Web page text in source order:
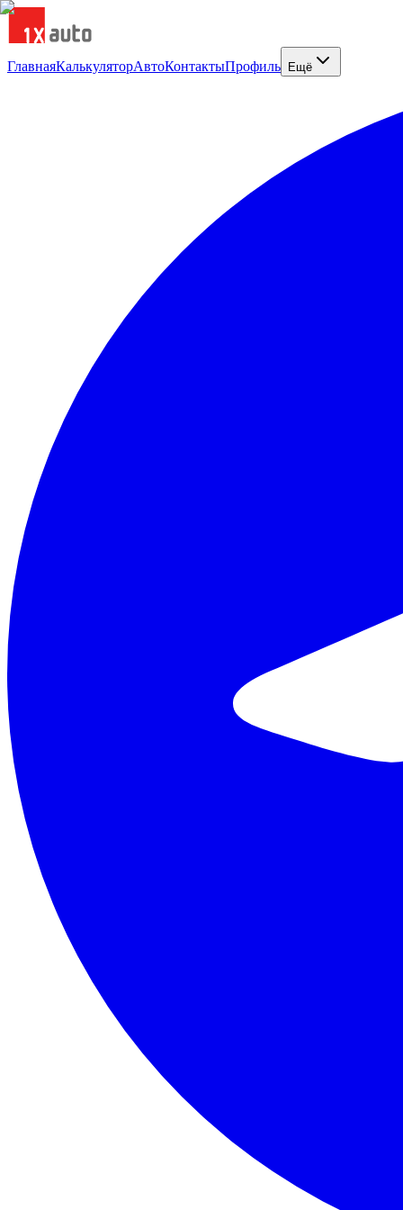
ГлавнаяКалькуляторАвтоКонтактыПрофиль Ещё